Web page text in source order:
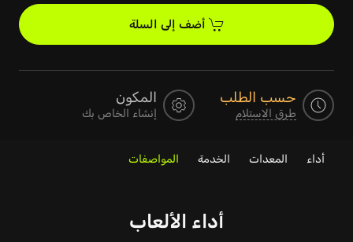
أضف إلى السلة
حسب الطلب
طرق الاستلام
المكون
إنشاء الخاص بك
أداء المعدات الخدمة المواصفات
أداء الألعاب